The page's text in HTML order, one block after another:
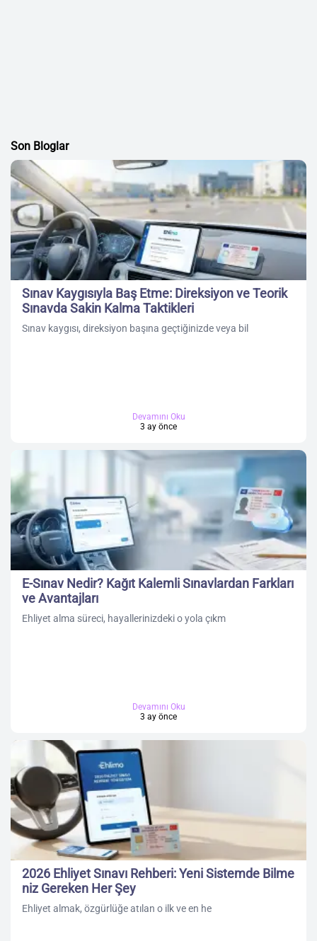
Son Bloglar
Sınav Kaygısıyla Baş Etme: Direksiyon ve Teorik
Sınavda Sakin Kalma Taktikleri
Sınav kaygısı, direksiyon başına geçtiğinizde veya bil
Devamını Oku
3 ay önce
E-Sınav Nedir? Kağıt Kalemli Sınavlardan Farkları
ve Avantajları
Ehliyet alma süreci, hayallerinizdeki o yola çıkm
Devamını Oku
3 ay önce
2026 Ehliyet Sınavı Rehberi: Yeni Sistemde Bilme
niz Gereken Her Şey
Ehliyet almak, özgürlüğe atılan o ilk ve en he